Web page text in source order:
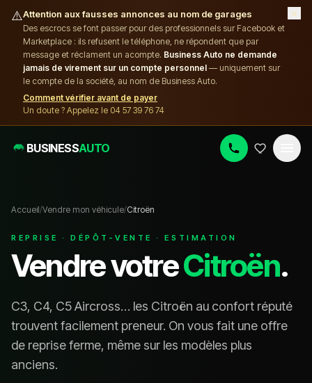
⚠️Attention aux fausses annonces au nom de garages
Des escrocs se font passer pour des professionnels sur Facebook et
Marketplace : ils refusent le téléphone, ne répondent que par
message et réclament un acompte. Business Auto ne demande
jamais de virement sur un compte personnel — uniquement sur
le compte de la société, au nom de Business Auto.
Comment vérifier avant de payer
Un doute ? Appelez le 04 57 39 76 74
×
BUSINESSAUTO
Accueil/Vendre mon véhicule/Citroën
REPRISE · DÉPÔT-VENTE · ESTIMATION
Vendre votreCitroën.
C3, C4, C5 Aircross… les Citroën au confort réputé
trouvent facilement preneur. On vous fait une offre
de reprise ferme, même sur les modèles plus
anciens.